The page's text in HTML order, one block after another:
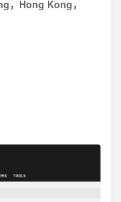
，Hong Kong，